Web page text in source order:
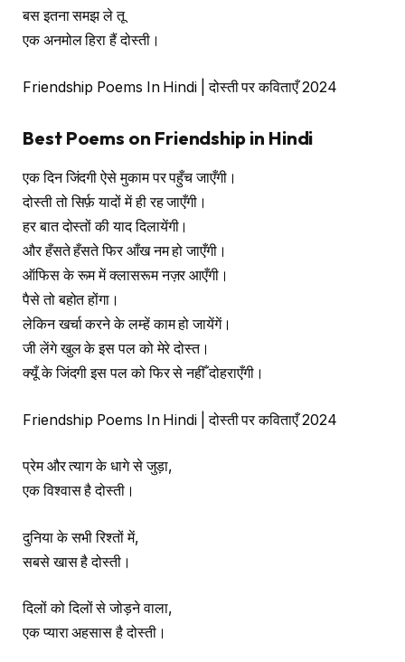
बस इतना समझ ले तू
एक अनमोल हिरा हैं दोस्ती।
Friendship Poems In Hindi | दोस्ती पर कविताएँ 2024
Best Poems on Friendship in Hindi
एक दिन जिंदगी ऐसे मुकाम पर पहुँच जाएँगी।
दोस्ती तो सिर्फ़ यादों में ही रह जाएँगी।
हर बात दोस्तों की याद दिलायेंगी।
और हँसते हँसते फिर आँख नम हो जाएँगी।
ऑफिस के रूम में क्लासरूम नज़र आएँगी।
पैसे तो बहोत होंगा।
लेकिन खर्चा करने के लम्हें काम हो जायेंगें।
जी लेंगे खुल के इस पल को मेरे दोस्त।
क्यूँ के जिंदगी इस पल को फिर से नहीँ दोहराएँगी।
Friendship Poems In Hindi | दोस्ती पर कविताएँ 2024
प्रेम और त्याग के धागे से जुड़ा,
एक विश्वास है दोस्ती।
दुनिया के सभी रिश्तों में,
सबसे खास है दोस्ती।
दिलों को दिलों से जोड़ने वाला,
एक प्यारा अहसास है दोस्ती।